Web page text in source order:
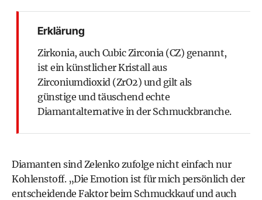
Erklärung
Zirkonia, auch Cubic Zirconia (CZ) genannt,
ist ein künstlicher Kristall aus
Zirconiumdioxid (ZrO2) und gilt als
günstige und täuschend echte
Diamantalternative in der Schmuckbranche.
Diamanten sind Zelenko zufolge nicht einfach nur
Kohlenstoff. „Die Emotion ist für mich persönlich der
entscheidende Faktor beim Schmuckkauf und auch